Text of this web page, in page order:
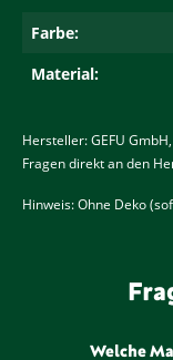
Farbe:
Material:
Hersteller: GEFU
Fragen direkt an den
Hinweis: Ohne Deko
Welche